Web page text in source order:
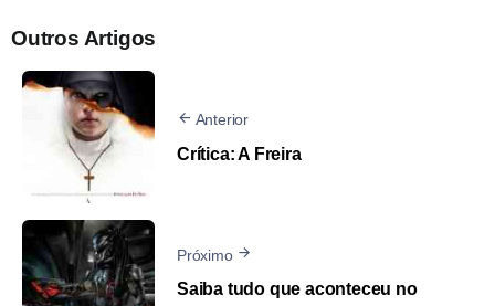
Outros Artigos
Anterior
Crítica: A Freira
Próximo
Saiba tudo que aconteceu no